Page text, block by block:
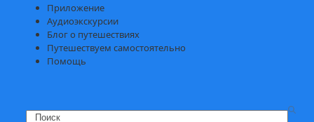
Приложение
Аудиоэкскурсии
Блог о путешествиях
Путешествуем самостоятельно
Помощь
Search